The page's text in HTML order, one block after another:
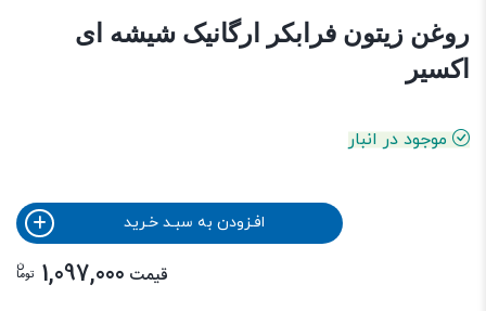
روغن زیتون فرابکر ارگانیک شیشه ای
اکسیر
موجود در انبار
افـزودن به سبـد خـرید
قیمت 1,097,000 توما
ن